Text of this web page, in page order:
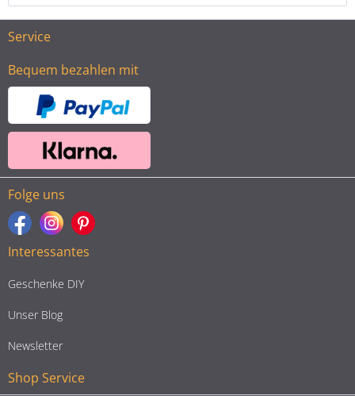
Service
Bequem bezahlen mit
Folge uns
Interessantes
Geschenke DIY
Unser Blog
Newsletter
Shop Service